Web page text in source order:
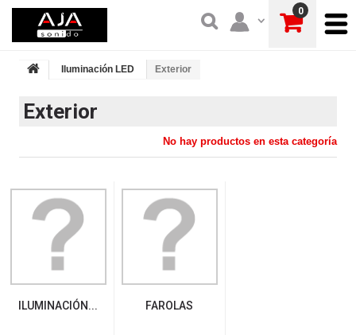
0
Iluminación LED Exterior
Exterior
No hay productos en esta categoría
ILUMINACIÓN... FAROLAS